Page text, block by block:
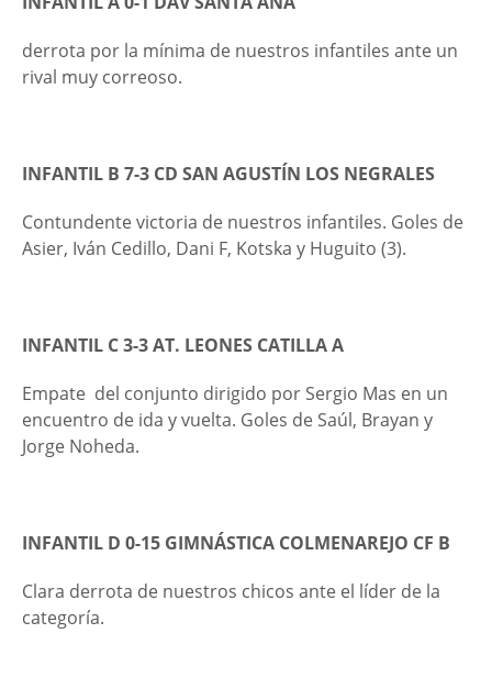
derrota por la mínima de nuestros infantiles ante un
rival muy correoso.
INFANTIL B 7-3 CD SAN AGUSTÍN LOS NEGRALES
Contundente victoria de nuestros infantiles. Goles de
Asier, Iván Cedillo, Dani F, Kotska y Huguito (3).
INFANTIL C 3-3 AT. LEONES CATILLA A
Empate del conjunto dirigido por Sergio Mas en un
encuentro de ida y vuelta. Goles de Saúl, Brayan y
Jorge Noheda.
INFANTIL D 0-15 GIMNÁSTICA COLMENAREJO CF B
Clara derrota de nuestros chicos ante el líder de la
categoría.